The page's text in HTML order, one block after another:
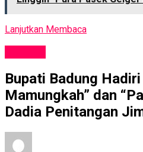
Lanjutkan Membaca
Bupati Badung Hadiri
Mamungkah” dan
Dadia Penitangan